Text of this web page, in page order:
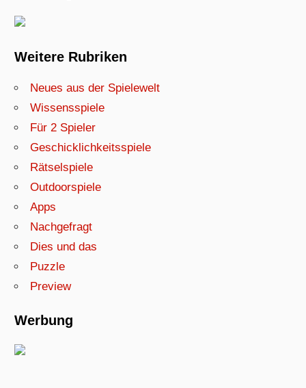
Weitere Rubriken
Neues aus der Spielewelt
Wissensspiele
Für 2 Spieler
Geschicklichkeitsspiele
Rätselspiele
Outdoorspiele
Apps
Nachgefragt
Dies und das
Puzzle
Preview
Werbung